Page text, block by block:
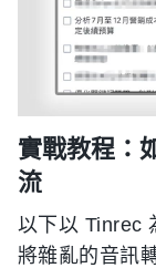
實戰教程：
流
以下以 Tinrec
將雜亂的音訊